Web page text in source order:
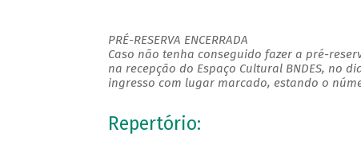
PRÉ-RESERVA ENCERRADA
Caso não tenha conseguido fazer a pré-
na recepção do Espaço Cultural BNDES, no
ingresso com lugar marcado, estando o
Repertório: